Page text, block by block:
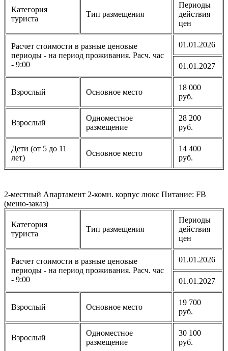
Категория
туриста
Тип размещения
Периоды
действия
цен
Расчет стоимости в разные ценовые
периоды - на период проживания. Расч. час
- 9:00
01.01.2026
01.01.2027
Взрослый Основное место
18 000
руб.
Взрослый
Одноместное
размещение
28 200
руб.
Дети (от 5 до 11
лет)
Основное место
14 400
руб.
2-местный Апартамент 2-комн. корпус люкс Питание: FB
(меню-заказ)
Категория
туриста
Тип размещения
Периоды
действия
цен
Расчет стоимости в разные ценовые
периоды - на период проживания. Расч. час
- 9:00
01.01.2026
01.01.2027
Взрослый Основное место
19 700
руб.
Взрослый
Одноместное
размещение
30 100
руб.